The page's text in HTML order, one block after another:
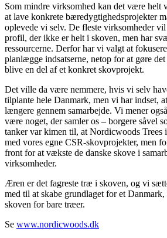
Som mindre virksomhed kan det være helt
at lave konkrete bæredygtighedsprojekter
oplevede vi selv. De fleste virksomheder
profil, der ikke er helt i skoven, men har
ressourcerne. Derfor har vi valgt at
planlægge indsatserne, netop for at gøre
blive en del af et konkret skovprojekt.
Det ville da være nemmere, hvis vi selv
tilplante hele Danmark, men vi har indset,
længere gennem samarbejde. Vi mener
være noget, der samler os – borgere såvel
tanker var kimen til, at Nordicwoods Trees
med vores egne CSR-skovprojekter, men
front for at vækste de danske skove i
virksomheder.
Æren er det fagreste træ i skoven, og vi
med til at skabe grundlaget for et
skoven for bare træer.
Se www.nordicwoods.dk